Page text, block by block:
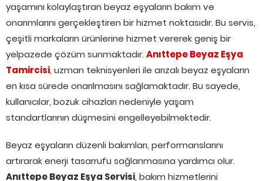
yaşamını kolaylaştıran beyaz eşyaların bakım ve
onarımlarını gerçekleştiren bir hizmet noktasıdır. Bu servis,
çeşitli markaların ürünlerine hizmet vererek geniş bir
yelpazede çözüm sunmaktadır. Anıttepe Beyaz Eşya
Tamircisi, uzman teknisyenleri ile arızalı beyaz eşyaların
en kısa sürede onarılmasını sağlamaktadır. Bu sayede,
kullanıcılar, bozuk cihazları nedeniyle yaşam
standartlarının düşmesini engelleyebilmektedir.
Beyaz eşyaların düzenli bakımları, performanslarını
artırarak enerji tasarrufu sağlanmasına yardımcı olur.
Anıttepe Beyaz Eşya Servisi, bakım hizmetlerini